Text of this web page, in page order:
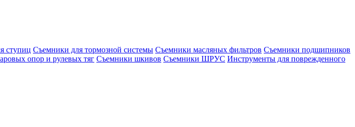
ступиц Съемники для тормозной системы Съемники масляных фильтров Съемники подшипников
опор и рулевых тяг Съемники шкивов Съемники ШРУС Инструменты для поврежденного